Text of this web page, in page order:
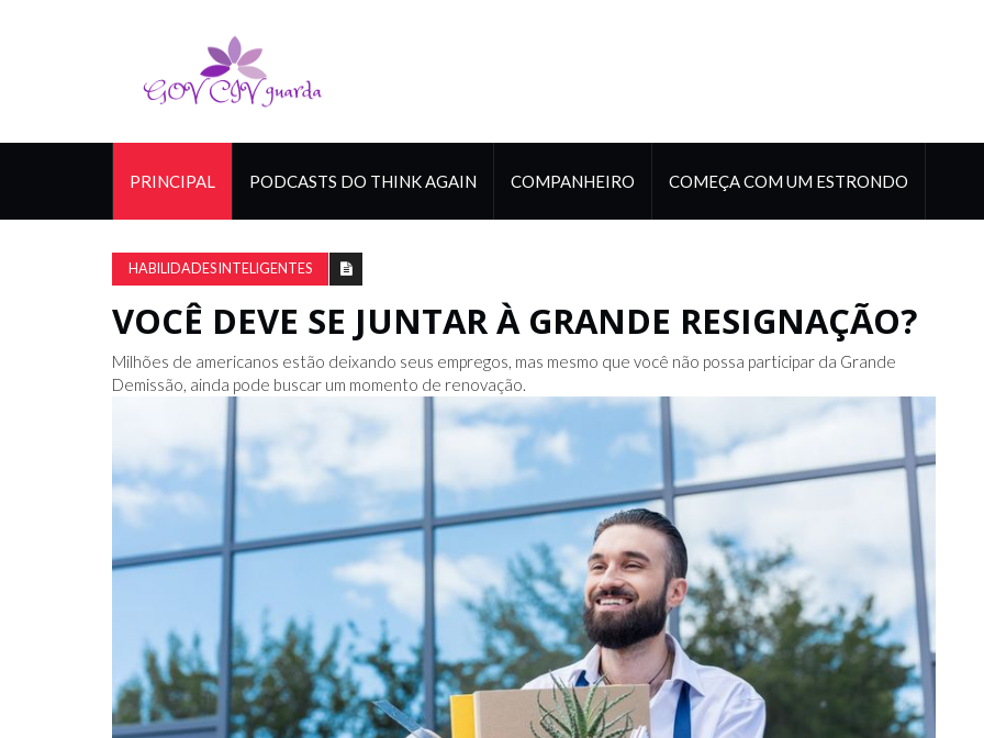
PRINCIPAL PODCASTS DO THINK AGAIN COMPANHEIRO COMEÇA COM UM ESTRONDO
HABILIDADES INTELIGENTES
VOCÊ DEVE SE JUNTAR À GRANDE RESIGNAÇÃO?
Milhões de americanos estão deixando seus empregos, mas mesmo que você não possa participar da Grande
Demissão, ainda pode buscar um momento de renovação.